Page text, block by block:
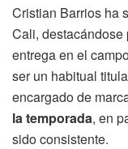
Cristian Barrios ha
Cali, destacándose
entrega en el
ser un habitual
encargado de
la temporada, en
sido consistente.